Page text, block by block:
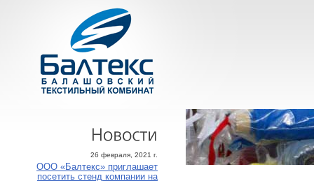
26 февраля, 2021 г.
ООО «Балтекс» приглашает
посетить стенд компании на